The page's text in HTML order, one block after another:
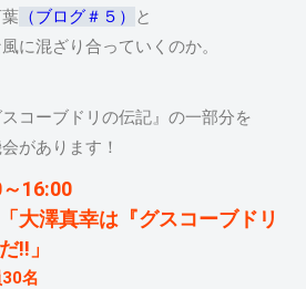
（ブログ＃５）
と
に混ざり合っていくのか。
コーブドリの伝記』の一部分を
があります！
16:00
大澤真幸は『グスコーブドリ
!!」
名